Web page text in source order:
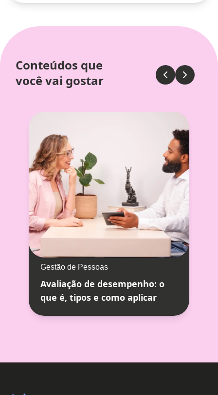
Conteúdos que
você vai gostar
Gestão de Pessoas
Avaliação de desempenho: o
que é, tipos e como aplicar